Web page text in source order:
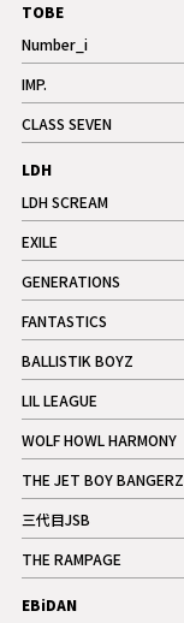
TOBE
Number_i
記事
IMP.
記事
CLASS SEVEN
記事
LDH
LDH SCREAM
記事
EXILE
記事
GENERATIONS
記事
FANTASTICS
記事
BALLISTIK BOYZ
記事
LIL LEAGUE
記事
WOLF HOWL HARMONY
記事
THE JET BOY BANGERZ
記事
三代目JSB
記事
THE RAMPAGE
記事
ギャラリー
EBiDAN